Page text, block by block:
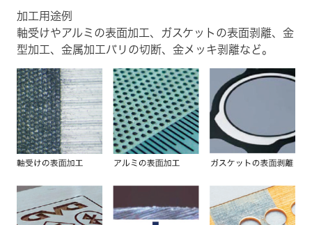
加工用途例
軸受けやアルミの表面加工、ガスケットの表面剥離、金
型加工、金属加工バリの切断、金メッキ剥離など。